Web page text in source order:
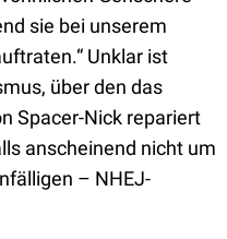
sie bei unserem
Unklar ist
über den das
Spacer-Nick repariert
anscheinend nicht um
– NHEJ-